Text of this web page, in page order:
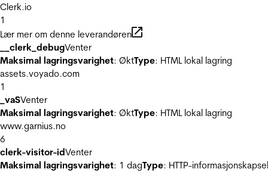
Clerk.io
1
Lær mer om denne leverandøren
__clerk_debugVenter
Maksimal lagringsvarighet: ØktType: HTML lokal lagring
assets.voyado.com
1
_vaSVenter
Maksimal lagringsvarighet: ØktType: HTML lokal lagring
www.garnius.no
6
clerk-visitor-idVenter
Maksimal lagringsvarighet: 1 dagType: HTTP-informasjonskapsel